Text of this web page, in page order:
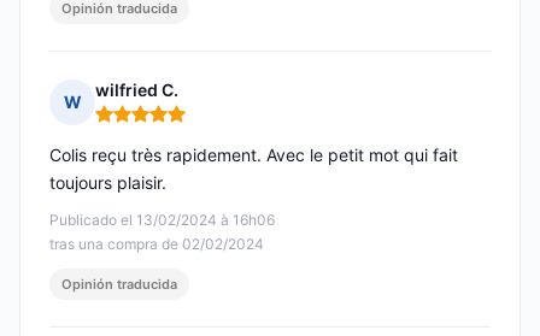
Opinión traducida
W
wilfried C.
Nota: 5 de 5
Publicado el 13/02/2024 à 16h06
tras una compra de 02/02/2024
Colis reçu très rapidement. Avec le petit mot qui fait
toujours plaisir.
Opinión traducida